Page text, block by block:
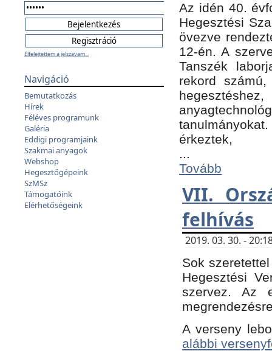
Elfelejtettem a jelszavam...
Navigáció
Bemutatkozás
Hírek
Féléves programunk
Galéria
Eddigi programjaink
Szakmai anyagok
Webshop
Hegesztőgépeink
SzMSz
Támogatóink
Elérhetőségeink
Az idén 40.
Hegesztési
övezve
12-én. A
Tanszék
rekord
érkeztek,
...
Tovább
VII.
felhívás
2019. 03. 30. -
Sok
Hegesztési
szervez. Az
A verseny
alábbi